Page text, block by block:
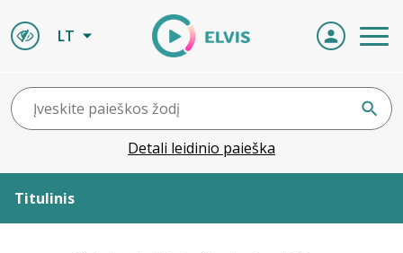
LT
Detali leidinio paieška
Titulinis